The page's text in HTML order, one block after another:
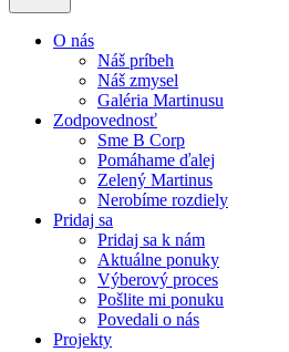
O nás
Náš príbeh
Náš zmysel
Galéria Martinusu
Zodpovednosť
Sme B Corp
Pomáhame ďalej
Zelený Martinus
Nerobíme rozdiely
Pridaj sa
Pridaj sa k nám
Aktuálne ponuky
Výberový proces
Pošlite mi ponuku
Povedali o nás
Projekty